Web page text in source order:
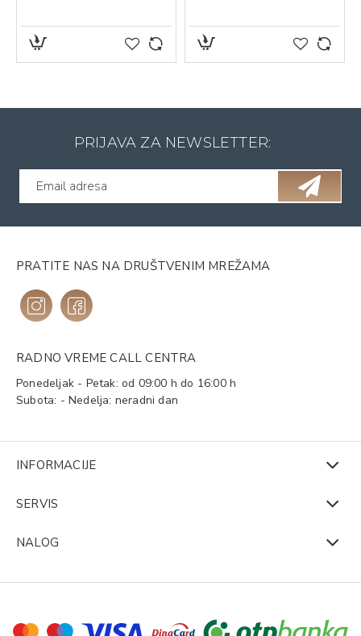
PRIJAVA ZA NEWSLETTER:
PRATITE NAS NA DRUŠTVENIM MREŽAMA
RADNO VREME CALL CENTRA
Ponedeljak - Petak: od 09:00 h do 16:00 h
Subota: - Nedelja: neradni dan
INFORMACIJE
SERVIS
NALOG